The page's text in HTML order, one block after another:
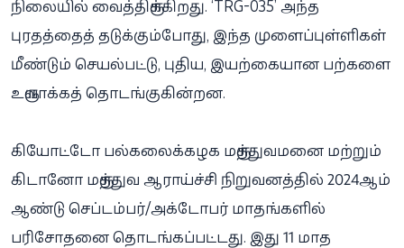
நிலையில் வைத்திருக்கிறது. ‘TRG-035’ அந்த
புரதத்தைத் தடுக்கும்போது, இந்த முளைப்புள்ளிகள்
மீண்டும் செயல்பட்டு, புதிய, இயற்கையான பற்களை
உருவாக்கத் தொடங்குகின்றன.
கியோட்டோ பல்கலைக்கழக மருத்துவமனை மற்றும்
கிடானோ மருத்துவ ஆராய்ச்சி நிறுவனத்தில் 2024ஆம்
ஆண்டு செப்டம்பர்/அக்டோபர் மாதங்களில்
பரிசோதனை தொடங்கப்பட்டது. இது 11 மாத